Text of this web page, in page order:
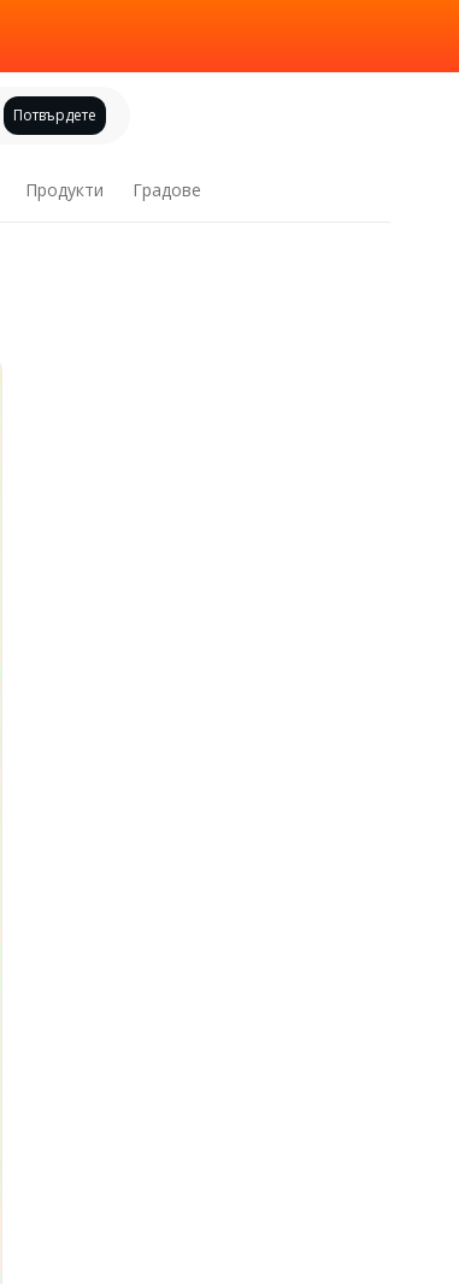
Потвърдете
Продукти Градове